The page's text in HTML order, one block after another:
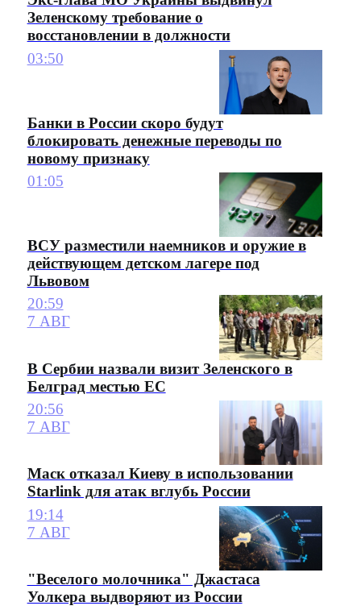
Зеленскому требование о
восстановлении в должности
03:50
Банки в России скоро будут
блокировать денежные переводы по
новому признаку
01:05
ВСУ разместили наемников и оружие в
действующем детском лагере под
Львовом
20:59
7 АВГ
В Сербии назвали визит Зеленского в
Белград местью ЕС
20:56
7 АВГ
Маск отказал Киеву в использовании
Starlink для атак вглубь России
19:14
7 АВГ
"Веселого молочника" Джастаса
Уолкера выдворяют из России